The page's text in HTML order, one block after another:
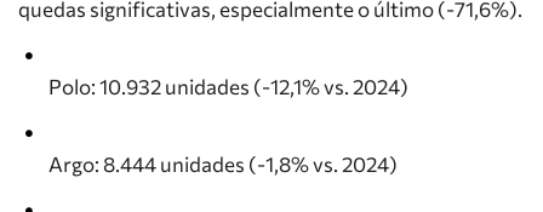
quedas significativas, especialmente o último (-71,6%).
Polo: 10.932 unidades (-12,1% vs. 2024)
Argo: 8.444 unidades (-1,8% vs. 2024)